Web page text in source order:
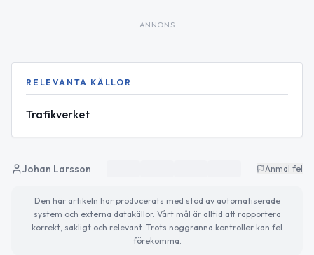
ANNONS
RELEVANTA KÄLLOR
Trafikverket
Johan Larsson Anmäl fel
Den här artikeln har producerats med stöd av automatiserade
system och externa datakällor. Vårt mål är alltid att rapportera
korrekt, sakligt och relevant. Trots noggranna kontroller kan fel
förekomma.